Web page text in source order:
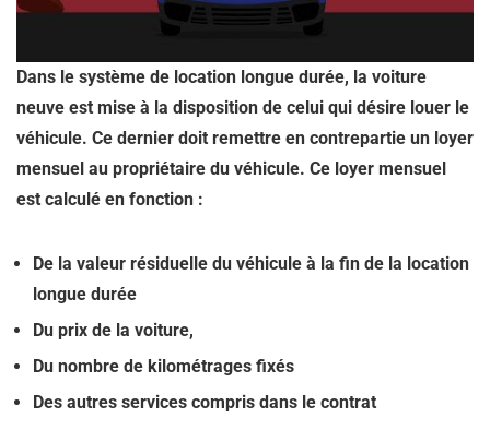
Dans le système de location longue durée, la voiture
neuve est mise à la disposition de celui qui désire louer le
véhicule. Ce dernier doit remettre en contrepartie un loyer
mensuel au propriétaire du véhicule. Ce loyer mensuel
est calculé en fonction :
De la valeur résiduelle du véhicule à la fin de la location
longue durée
Du prix de la voiture,
Du nombre de kilométrages fixés
Des autres services compris dans le contrat